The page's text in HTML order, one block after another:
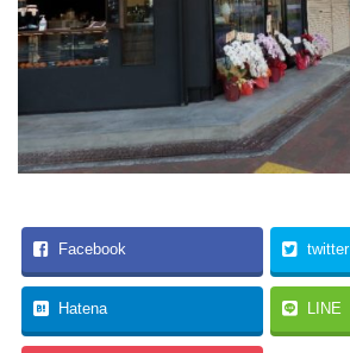
Facebook twitter
Hatena LINE